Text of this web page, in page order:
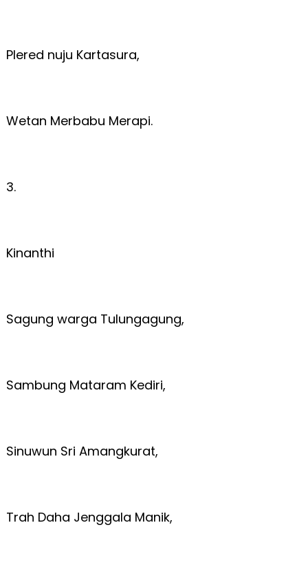
Plered nuju Kartasura,
Wetan Merbabu Merapi.
3.
Kinanthi
Sagung warga Tulungagung,
Sambung Mataram Kediri,
Sinuwun Sri Amangkurat,
Trah Daha Jenggala Manik,